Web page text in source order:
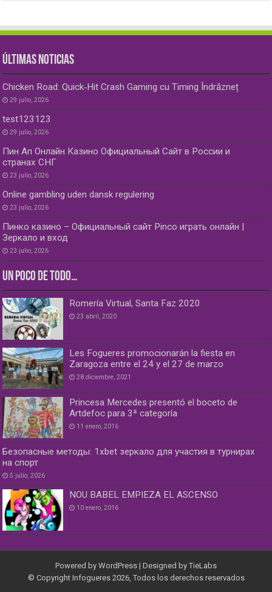
ÚLTIMAS NOTICIAS
Chicken Road: Quick‑Hit Crash Gaming cu Timing Îndrăzneț
29 julio, 2026
test123123
29 julio, 2026
Пин Ап Онлайн Казино Официальный Сайт в России и
странах СНГ
23 julio, 2026
Online gambling uden dansk regulering
23 julio, 2026
Пинко казино – Официальный сайт Pinco играть онлайн |
Зеркало и вход
23 julio, 2026
UN POCO DE TODO…
Romería Virtual, Santa Faz 2020
23 abril, 2020
Les Fogueres promocionarán la fiesta en
Zaragoza entre el 24 y el 27 de marzo
28 diciembre, 2021
Princesa Mercedes presentó el boceto de
Artdefoc para 3ª categoría
11 enero, 2016
Безопасные методы: 1xbet зеркало для участия в турнирах
на спорт
5 julio, 2026
NOU BABEL EMPIEZA EL ASCENSO
10 enero, 2016
Powered by WordPress | Designed by TieLabs
© Copyright Infogueres 2026, Todos los derechos reservados